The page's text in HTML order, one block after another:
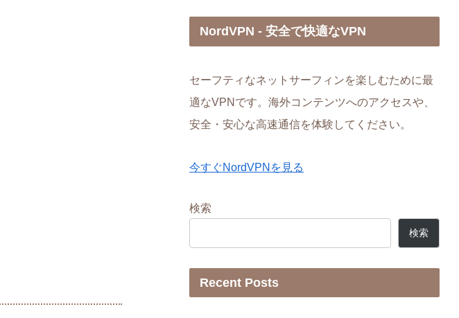
NordVPN - 安全で快適なVPN
セーフティなネットサーフィンを楽しむために最
適なVPNです。海外コンテンツへのアクセスや、
安全・安心な高速通信を体験してください。
今すぐNordVPNを見る
検索
検索
Recent Posts